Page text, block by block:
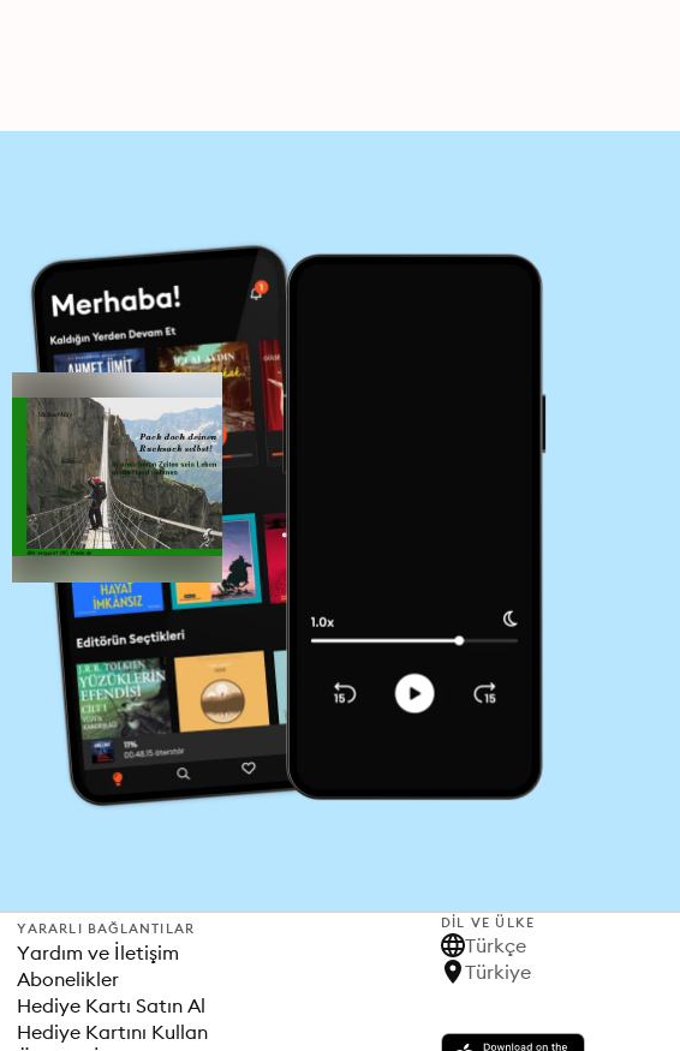
YARARLI BAĞLANTILAR
Yardım ve İletişim
Abonelikler
Hediye Kartı Satın Al
Hediye Kartını Kullan
DIL VE ÜLKE
Türkçe
Türkiye